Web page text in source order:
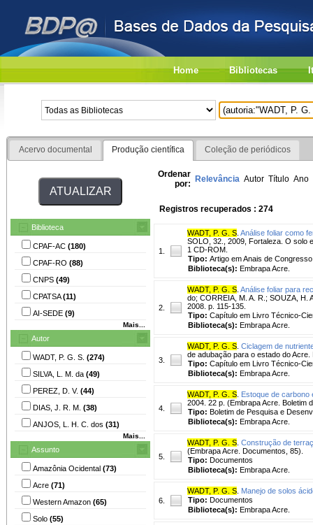
Home Bibliotecas
Acervo documental Produção científica Coleção de periódicos
Biblioteca
CPAF-AC (180)
CPAF-RO (88)
CNPS (49)
CPATSA(11)
AI-SEDE (9)
Mais...
Autor
WADT, P. G. S. (274)
SILVA, L. M. da (49)
PEREZ, D. V. (44)
DIAS, J. R. M. (38)
ANJOS, L. H. C. dos (31)
Mais...
Assunto
Amazônia Ocidental (73)
Acre (71)
Western Amazon (65)
Solo (55)
Ordenar
por: Relevância Autor Título Ano
Registros recuperados : 274
1.
WADT, P. G. S Análise foliar como
SOLO, 32., 2009, Fortaleza. O solo
1 CD-ROM.
Tipo: Artigo em Anais de Congresso
Biblioteca(s): Embrapa Acre.
2.
WADT, P. G. S Análise foliar para
do; CORREIA, M. A. R.; SOUZA, H.
2008. p. 115-135.
Tipo: Capítulo em Livro Técnico-
Biblioteca(s): Embrapa Acre.
3.
WADT, P. G. S Ciclagem de
de adubação para o estado do
Tipo: Capítulo em Livro Técnico-
Biblioteca(s): Embrapa Acre.
4.
WADT, P. G. S Estoque de carbono
2004. 22 p. (Embrapa Acre. Boletim
Tipo: Boletim de Pesquisa e
Biblioteca(s): Embrapa Acre.
5.
WADT, P. G. S Construção de
(Embrapa Acre. Documentos, 85).
Tipo: Documentos
Biblioteca(s): Embrapa Acre.
6.
WADT, P. G. S Manejo de solos
Tipo: Documentos
Biblioteca(s): Embrapa Acre.